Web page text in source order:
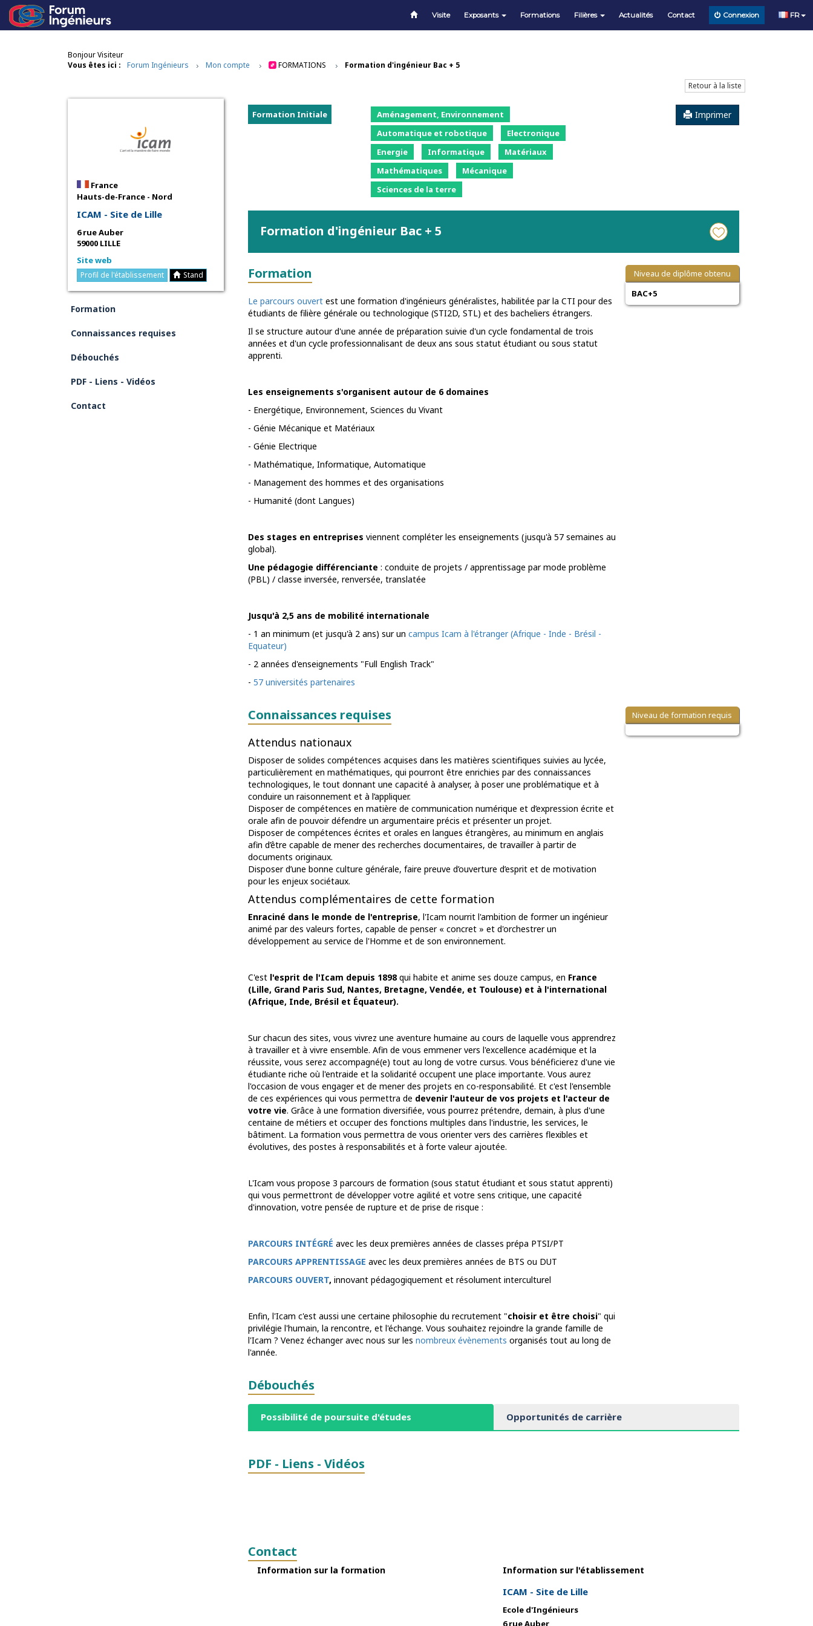
Visite Exposants Formations Filières Actualités Contact Connexion FR
Bonjour Visiteur
Vous êtes ici :
Forum Ingénieurs Mon compte FORMATIONS
Formation d'ingénieur Bac + 5
Retour à la liste
France
Hauts-de-France - Nord
ICAM - Site de Lille
6 rue Auber
59000 LILLE
Site web
Profil de l'établissement Stand
Formation
Connaissances requises
Débouchés
PDF - Liens - Vidéos
Contact
Formation Initiale
Aménagement, Environnement
Automatique et robotique
Electronique
Energie
Informatique
Matériaux
Mathématiques
Mécanique
Sciences de la terre
Imprimer
Formation d'ingénieur Bac + 5
Formation
Le parcours ouvertest une formation d'ingénieurs généralistes, habilitée par la CTI pour des
étudiants de filière générale ou technologique (STI2D, STL) et des bacheliers étrangers.
Il se structure autour d'une année de préparation suivie d'un cycle fondamental de trois
années et d'un cycle professionnalisant de deux ans sous statut étudiant ou sous statut
apprenti.
Les enseignements s'organisent autour de 6 domaines
- Energétique, Environnement, Sciences du Vivant
- Génie Mécanique et Matériaux
- Génie Electrique
- Mathématique, Informatique, Automatique
- Management des hommes et des organisations
- Humanité (dont Langues)
Des stages en entreprises viennent compléter les enseignements (jusqu'à 57 semaines au
global).
Une pédagogie différenciante : conduite de projets / apprentissage par mode problème
(PBL) / classe inversée, renversée, translatée
Jusqu'à 2,5 ans de mobilité internationale
- 1 an minimum (et jusqu'à 2 ans) sur un campus Icam à l'étranger (Afrique - Inde - Brésil -
Equateur)
- 2 années d'enseignements "Full English Track"
- 57 universités partenaires
Niveau de diplôme obtenu
BAC+5
Connaissances requises
Attendus nationaux
Disposer de solides compétences acquises dans les matières scientifiques suivies au lycée,
particulièrement en mathématiques, qui pourront être enrichies par des connaissances
technologiques, le tout donnant une capacité à analyser, à poser une problématique et à
conduire un raisonnement et à l’appliquer.
Disposer de compétences en matière de communication numérique et d’expression écrite et
orale afin de pouvoir défendre un argumentaire précis et présenter un projet.
Disposer de compétences écrites et orales en langues étrangères, au minimum en anglais
afin d’être capable de mener des recherches documentaires, de travailler à partir de
documents originaux.
Disposer d’une bonne culture générale, faire preuve d’ouverture d’esprit et de motivation
pour les enjeux sociétaux.
Attendus complémentaires de cette formation
Enraciné dans le monde de l'entreprise, l'Icam nourrit l'ambition de former un ingénieur
animé par des valeurs fortes, capable de penser « concret » et d'orchestrer un
développement au service de l'Homme et de son environnement.
C'est l'esprit de l'Icam depuis 1898qui habite et anime ses douze campus, en France
(Lille, Grand Paris Sud, Nantes, Bretagne, Vendée, et Toulouse) et à l'international
(Afrique, Inde, Brésil et Équateur).
Sur chacun des sites, vous vivrez une aventure humaine au cours de laquelle vous apprendrez
à travailler et à vivre ensemble. Afin de vous emmener vers l'excellence académique et la
réussite, vous serez accompagné(e) tout au long de votre cursus. Vous bénéficierez d'une vie
étudiante riche où l'entraide et la solidarité occupent une place importante. Vous aurez
l'occasion de vous engager et de mener des projets en co-responsabilité. Et c'est l'ensemble
de ces expériences qui vous permettra de devenir l'auteur de vos projets et l'acteur de
votre vie. Grâce à une formation diversifiée, vous pourrez prétendre, demain, à plus d'une
centaine de métiers et occuper des fonctions multiples dans l'industrie, les services, le
bâtiment. La formation vous permettra de vous orienter vers des carrières flexibles et
évolutives, des postes à responsabilités et à forte valeur ajoutée.
L'Icam vous propose 3 parcours de formation (sous statut étudiant et sous statut apprenti)
qui vous permettront de développer votre agilité et votre sens critique, une capacité
d'innovation, votre pensée de rupture et de prise de risque :
PARCOURS INTÉGRÉ avec les deux premières années de classes prépa PTSI/PT
PARCOURS APPRENTISSAGE avec les deux premières années de BTS ou DUT
PARCOURS OUVERT, innovant pédagogiquement et résolument interculturel
Enfin, l'Icam c'est aussi une certaine philosophie du recrutement "choisir et être choisi" qui
privilégie l'humain, la rencontre, et l'échange. Vous souhaitez rejoindre la grande famille de
l'Icam ? Venez échanger avec nous sur les nombreux évènements organisés tout au long de
l'année.
Niveau de formation requis
Débouchés
Possibilité de poursuite d'études Opportunités de carrière
PDF - Liens - Vidéos
Contact
Information sur la formation Information sur l'établissement
ICAM - Site de Lille
Ecole d'Ingénieurs
6 rue Auber